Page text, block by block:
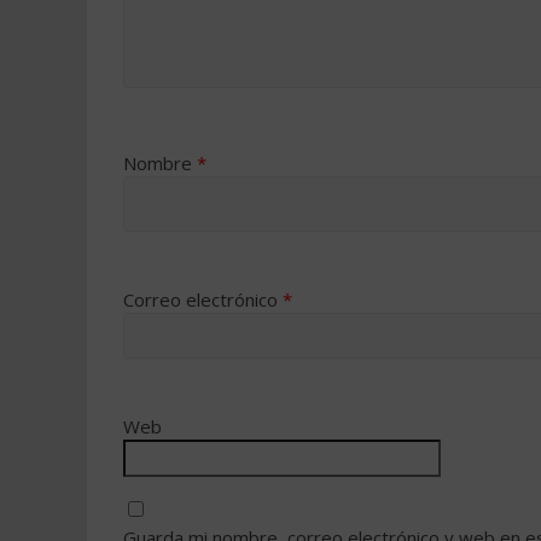
Nombre *
Correo electrónico *
Web